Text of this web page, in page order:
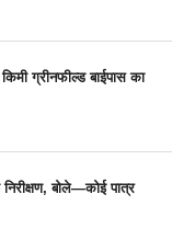
ग्रीनफील्ड बाईपास का
बोले—कोई पात्र